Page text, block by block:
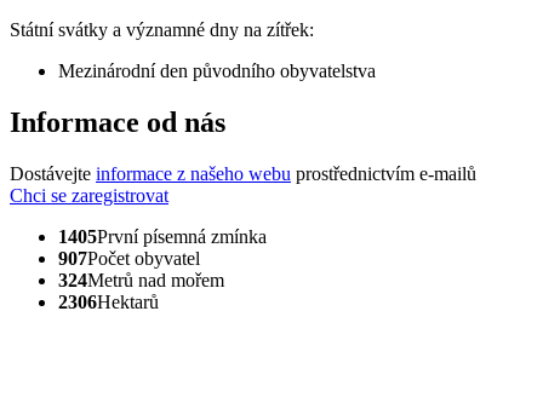
Státní svátky a významné dny na zítřek:
Mezinárodní den původního obyvatelstva
Informace od nás
Dostávejte informace z našeho webu prostřednictvím e-mailů
Chci se zaregistrovat
1405První písemná zmínka
907Počet obyvatel
324Metrů nad mořem
2306Hektarů